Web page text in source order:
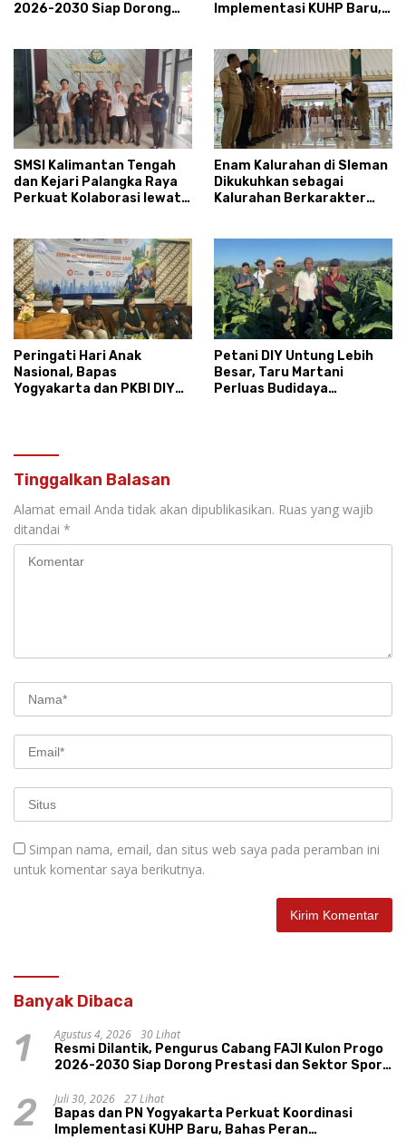
2026-2030 Siap Dorong
Implementasi KUHP Baru,
SMSI Kalimantan Tengah
dan Kejari Palangka Raya
Perkuat Kolaborasi lewat
Enam Kalurahan di Sleman
Dikukuhkan sebagai
Kalurahan Berkarakter
Peringati Hari Anak
Nasional, Bapas
Yogyakarta dan PKBI DIY
Petani DIY Untung Lebih
Besar, Taru Martani
Perluas Budidaya
Tinggalkan Balasan
Alamat email Anda tidak akan dipublikasikan. Ruas yang wajib
ditandai *
Simpan nama, email, dan situs web saya pada peramban ini
untuk komentar saya berikutnya.
Banyak Dibaca
1 Agustus 4, 2026 30 Lihat
Resmi Dilantik, Pengurus Cabang FAJI Kulon Progo
2026-2030 Siap Dorong Prestasi dan Sektor Sport
2 Juli 30, 2026 27 Lihat
Bapas dan PN Yogyakarta Perkuat Koordinasi
Implementasi KUHP Baru, Bahas Peran